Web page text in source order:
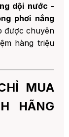
dội nước -
phơi nắng
được chuyên
hàng triệu
MUA
HÃNG